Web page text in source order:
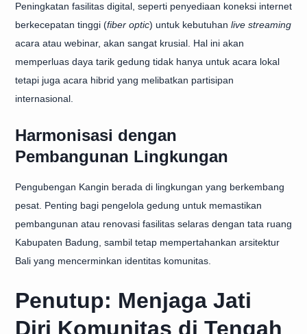
Peningkatan fasilitas digital, seperti penyediaan koneksi internet
berkecepatan tinggi (fiber optic) untuk kebutuhan live streaming
acara atau webinar, akan sangat krusial. Hal ini akan
memperluas daya tarik gedung tidak hanya untuk acara lokal
tetapi juga acara hibrid yang melibatkan partisipan
internasional.
Harmonisasi dengan
Pembangunan Lingkungan
Pengubengan Kangin berada di lingkungan yang berkembang
pesat. Penting bagi pengelola gedung untuk memastikan
pembangunan atau renovasi fasilitas selaras dengan tata ruang
Kabupaten Badung, sambil tetap mempertahankan arsitektur
Bali yang mencerminkan identitas komunitas.
Penutup: Menjaga Jati
Diri Komunitas di Tengah